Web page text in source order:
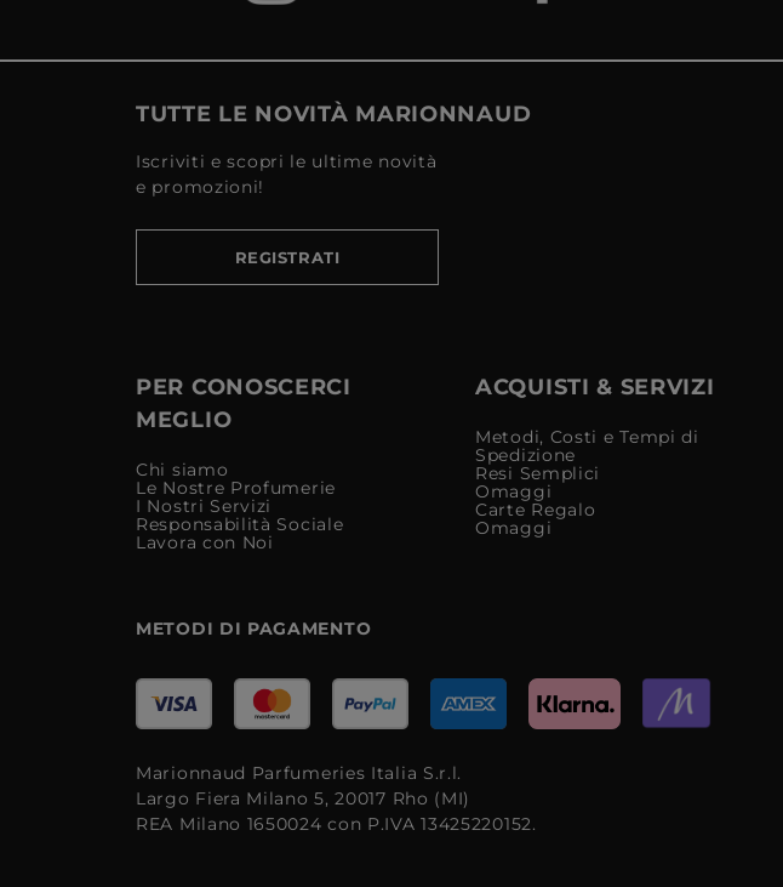
TUTTE LE NOVITÀ MARIONNAUD
Iscriviti e scopri le ultime novità
e promozioni!
REGISTRATI
PER CONOSCERCI
MEGLIO
Chi siamo
Le Nostre Profumerie
I Nostri Servizi
Responsabilità Sociale
Lavora con Noi
ACQUISTI & SERVIZI
Metodi, Costi e Tempi di
Spedizione
Resi Semplici
Omaggi
Carte Regalo
Omaggi
METODI DI PAGAMENTO
Marionnaud Parfumeries Italia S.r.l.
Largo Fiera Milano 5, 20017 Rho (MI)
REA Milano 1650024 con P.IVA 13425220152.